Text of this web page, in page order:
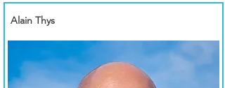
Alain Thys